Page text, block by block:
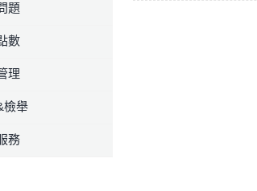
題
數
理
檢舉
務